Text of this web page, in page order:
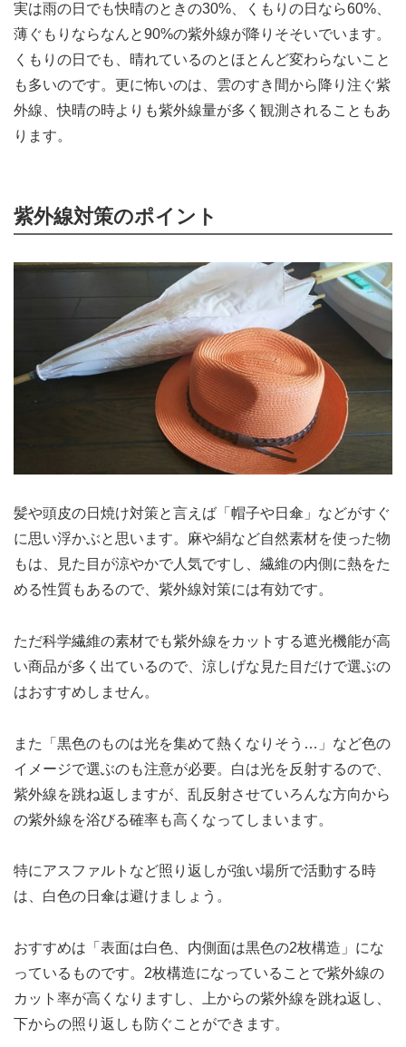
実は雨の日でも快晴のときの30%、くもりの日なら60%、
薄ぐもりならなんと90%の紫外線が降りそそいでいます。
くもりの日でも、晴れているのとほとんど変わらないこと
も多いのです。更に怖いのは、雲のすき間から降り注ぐ紫
外線、快晴の時よりも紫外線量が多く観測されることもあ
ります。
紫外線対策のポイント
髪や頭皮の日焼け対策と言えば「帽子や日傘」などがすぐ
に思い浮かぶと思います。麻や絹など自然素材を使った物
もは、見た目が涼やかで人気ですし、繊維の内側に熱をた
める性質もあるので、紫外線対策には有効です。
ただ科学繊維の素材でも紫外線をカットする遮光機能が高
い商品が多く出ているので、涼しげな見た目だけで選ぶの
はおすすめしません。
また「黒色のものは光を集めて熱くなりそう…」など色の
イメージで選ぶのも注意が必要。白は光を反射するので、
紫外線を跳ね返しますが、乱反射させていろんな方向から
の紫外線を浴びる確率も高くなってしまいます。
特にアスファルトなど照り返しが強い場所で活動する時
は、白色の日傘は避けましょう。
おすすめは「表面は白色、内側面は黒色の2枚構造」にな
っているものです。2枚構造になっていることで紫外線の
カット率が高くなりますし、上からの紫外線を跳ね返し、
下からの照り返しも防ぐことができます。